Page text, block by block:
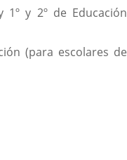
1º y 2º de Educación
(para escolares de